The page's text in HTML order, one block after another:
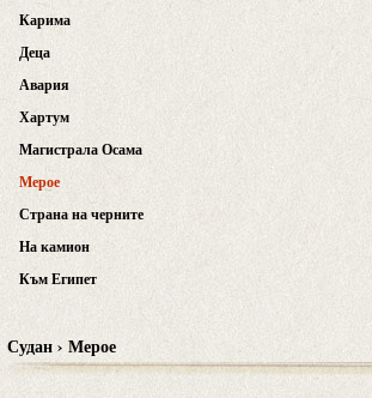
Карима
Деца
Авария
Хартум
Магистрала Осама
Мерое
Страна на черните
На камион
Към Египет
Судан › Мерое